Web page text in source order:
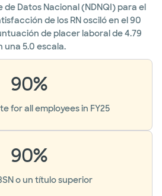
de Datos Nacional (NDNQI) para el
de los RN osciló en el 90
de placer laboral de 4.79
una 5.0 escala.
90%
for all employees in FY25
90%
o un título superior